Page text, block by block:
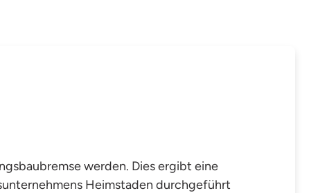
werden. Dies ergibt eine
Heimstaden durchgeführt